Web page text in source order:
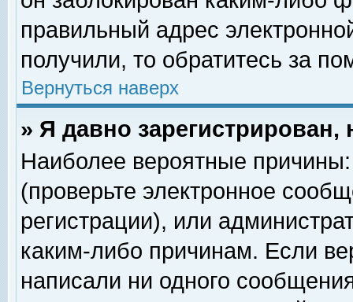
правильный адрес
получили, то обратитесь за
Вернуться наверх
» Я давно
Наиболее вероятные
(проверьте электронное
регистрации), или
каким-либо причинам. Если
написали ни одного